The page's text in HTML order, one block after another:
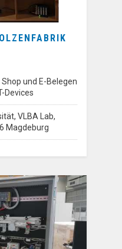
und E-Belegen
Devices
VLBA Lab,
Magdeburg